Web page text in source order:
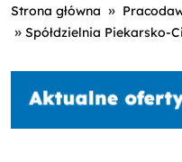
Strona główna »
» Spółdzielnia Piekarsko-